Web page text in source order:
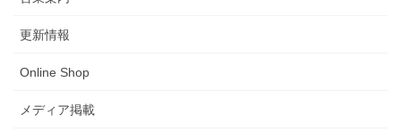
更新情報
Online Shop
メディア掲載